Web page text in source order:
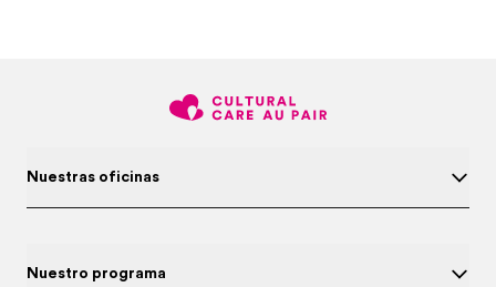
Nuestras oficinas
Nuestro programa